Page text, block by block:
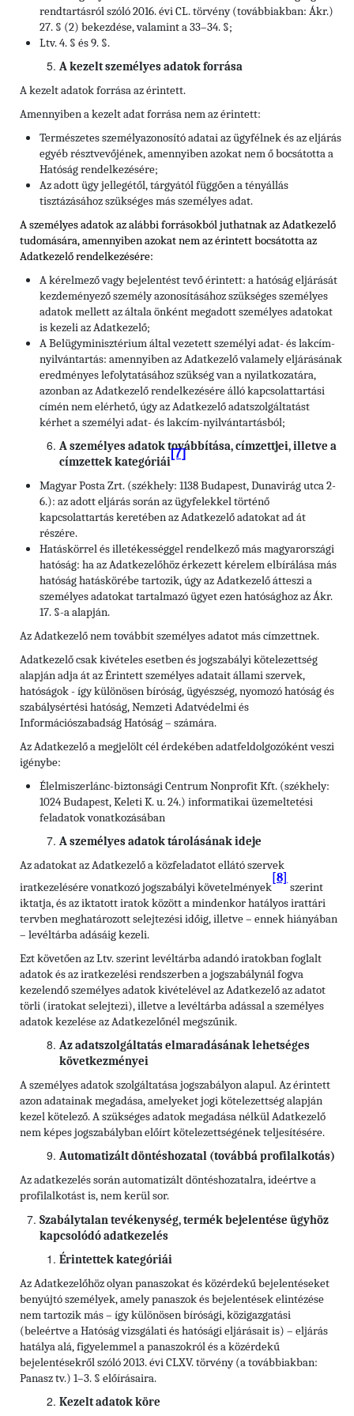
rendtartásról szóló 2016. évi CL. törvény (továbbiakban: Ákr.)
27. § (2) bekezdése, valamint a 33–34. §;
Ltv. 4. § és 9. §.
A kezelt személyes adatok forrása
A kezelt adatok forrása az érintett.
Amennyiben a kezelt adat forrása nem az érintett:
Természetes személyazonosító adatai az ügyfélnek és az eljárás
egyéb résztvevőjének, amennyiben azokat nem ő bocsátotta a
Hatóság rendelkezésére;
Az adott ügy jellegétől, tárgyától függően a tényállás
tisztázásához szükséges más személyes adat.
A személyes adatok az alábbi forrásokból juthatnak az Adatkezelő
tudomására, amennyiben azokat nem az érintett bocsátotta az
Adatkezelő rendelkezésére:
A kérelmező vagy bejelentést tevő érintett: a hatóság eljárását
kezdeményező személy azonosításához szükséges személyes
adatok mellett az általa önként megadott személyes adatokat
is kezeli az Adatkezelő;
A Belügyminisztérium által vezetett személyi adat- és lakcím-
nyilvántartás: amennyiben az Adatkezelő valamely eljárásának
eredményes lefolytatásához szükség van a nyilatkozatára,
azonban az Adatkezelő rendelkezésére álló kapcsolattartási
címén nem elérhető, úgy az Adatkezelő adatszolgáltatást
kérhet a személyi adat- és lakcím-nyilvántartásból;
A személyes adatok továbbítása, címzettjei, illetve a
címzettek kategóriái
[7]
Magyar Posta Zrt. (székhely: 1138 Budapest, Dunavirág utca 2-
6.): az adott eljárás során az ügyfelekkel történő
kapcsolattartás keretében az Adatkezelő adatokat ad át
részére.
Hatáskörrel és illetékességgel rendelkező más magyarországi
hatóság: ha az Adatkezelőhöz érkezett kérelem elbírálása más
hatóság hatáskörébe tartozik, úgy az Adatkezelő átteszi a
személyes adatokat tartalmazó ügyet ezen hatósághoz az Ákr.
17. §-a alapján.
Az Adatkezelő nem továbbít személyes adatot más címzettnek.
Adatkezelő csak kivételes esetben és jogszabályi kötelezettség
alapján adja át az Érintett személyes adatait állami szervek,
hatóságok - így különösen bíróság, ügyészség, nyomozó hatóság és
szabálysértési hatóság, Nemzeti Adatvédelmi és
Információszabadság Hatóság – számára.
Az Adatkezelő a megjelölt cél érdekében adatfeldolgozóként veszi
igénybe:
Élelmiszerlánc-biztonsági Centrum Nonprofit Kft. (székhely:
1024 Budapest, Keleti K. u. 24.) informatikai üzemeltetési
feladatok vonatkozásában
A személyes adatok tárolásának ideje
Az adatokat az Adatkezelő a közfeladatot ellátó szervek
iratkezelésére vonatkozó jogszabályi követelmények
[8]
szerint
iktatja, és az iktatott iratok között a mindenkor hatályos irattári
tervben meghatározott selejtezési időig, illetve – ennek hiányában
– levéltárba adásáig kezeli.
Ezt követően az Ltv. szerint levéltárba adandó iratokban foglalt
adatok és az iratkezelési rendszerben a jogszabálynál fogva
kezelendő személyes adatok kivételével az Adatkezelő az adatot
törli (iratokat selejtezi), illetve a levéltárba adással a személyes
adatok kezelése az Adatkezelőnél megszűnik.
Az adatszolgáltatás elmaradásának lehetséges
következményei
A személyes adatok szolgáltatása jogszabályon alapul. Az érintett
azon adatainak megadása, amelyeket jogi kötelezettség alapján
kezel kötelező. A szükséges adatok megadása nélkül Adatkezelő
nem képes jogszabályban előírt kötelezettségének teljesítésére.
Automatizált döntéshozatal (továbbá profilalkotás)
Az adatkezelés során automatizált döntéshozatalra, ideértve a
profilalkotást is, nem kerül sor.
Szabálytalan tevékenység, termék bejelentése ügyhöz
kapcsolódó adatkezelés
Érintettek kategóriái
Az Adatkezelőhöz olyan panaszokat és közérdekű bejelentéseket
benyújtó személyek, amely panaszok és bejelentések elintézése
nem tartozik más – így különösen bírósági, közigazgatási
(beleértve a Hatóság vizsgálati és hatósági eljárásait is) – eljárás
hatálya alá, figyelemmel a panaszokról és a közérdekű
bejelentésekről szóló 2013. évi CLXV. törvény (a továbbiakban:
Panasz tv.) 1–3. § előírásaira.
Kezelt adatok köre